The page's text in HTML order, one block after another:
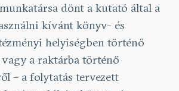
dönt a kutató által a
kívánt könyv- és
helyiségben történő
a raktárba történő
– a folytatás tervezett